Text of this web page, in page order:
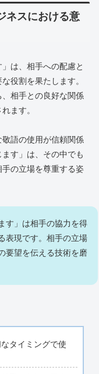
ネスにおける意
は、相手への配慮と
役割を果たします。
相手との良好な関係
ます。
語の使用が信頼関係
す」は、その中でも
の立場を尊重する姿
す」は相手の協力を得
表現です。相手の立場
要望を伝える技術を磨
タイミングで使